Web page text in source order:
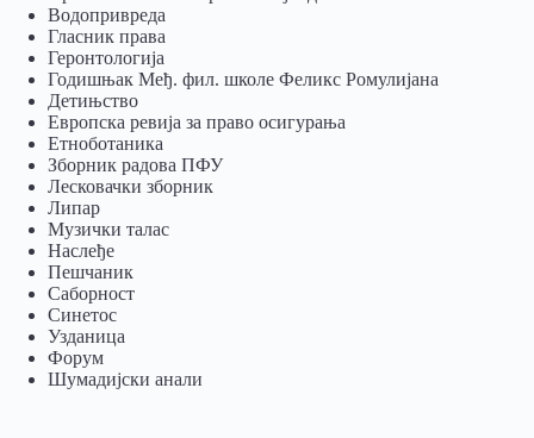
Водопривреда
Гласник права
Геронтологија
Годишњак Међ. фил. школе Феликс Ромулијана
Детињство
Европска ревија за право осигурања
Eтноботаника
Зборник радова ПФУ
Лесковачки зборник
Липар
Музички талас
Наслеђе
Пешчаник
Саборност
Синетос
Узданица
Форум
Шумадијски анали